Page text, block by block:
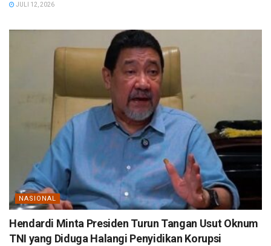
JULI 12, 2026
NASIONAL
Hendardi Minta Presiden Turun Tangan Usut Oknum
TNI yang Diduga Halangi Penyidikan Korupsi